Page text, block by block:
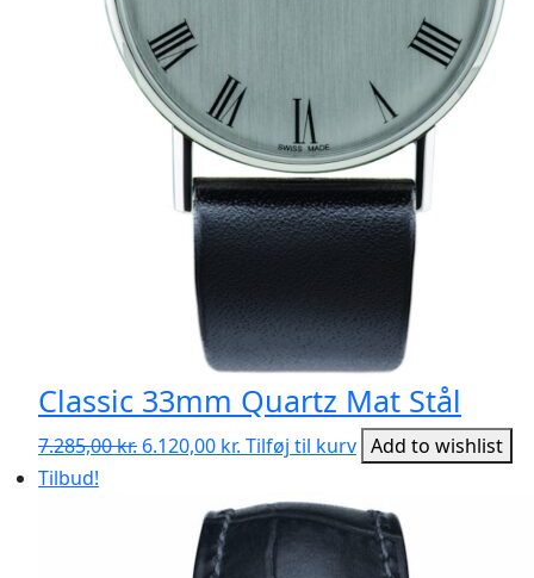
Classic 33mm Quartz Mat Stål
7.285,00kr. Den
7.285,00 kr..
6.120,00 kr. Den
pris
er:
6.120,00 kr..
Tilføj til kurv Add to wishlist
Tilbud!